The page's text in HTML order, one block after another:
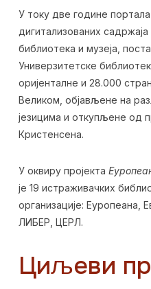
У току две године
дигитализованих
библиотека и музеја,
Универзитетске
оријенталне и 28.000
Великом, објављене на
језицима и откупљене од
Кристенсена.
У оквиру пројекта
је 19 истраживачких
организације: Еуропеана,
ЛИБЕР, ЦЕРЛ.
Циљеви